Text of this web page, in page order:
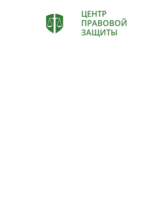
ЦЕНТР
ПРАВОВОЙ
ЗАЩИТЫ